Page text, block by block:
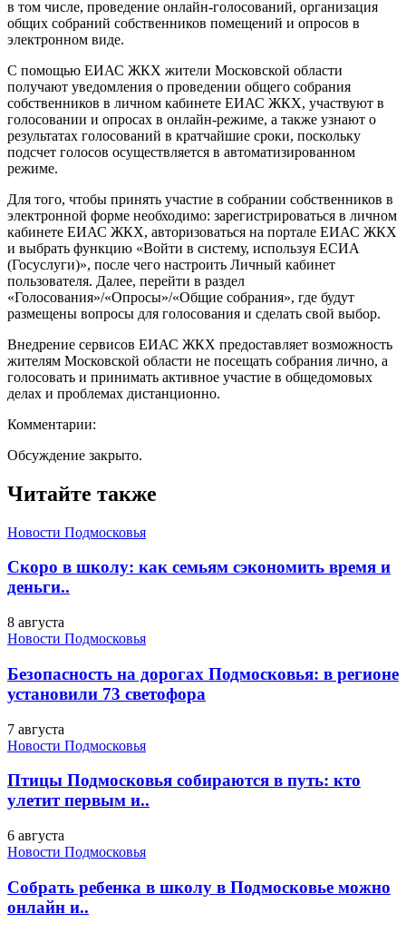
в том числе, проведение онлайн-голосований, организация
общих собраний собственников помещений и опросов в
электронном виде.
С помощью ЕИАС ЖКХ жители Московской области
получают уведомления о проведении общего собрания
собственников в личном кабинете ЕИАС ЖКХ, участвуют в
голосовании и опросах в онлайн-режиме, а также узнают о
результатах голосований в кратчайшие сроки, поскольку
подсчет голосов осуществляется в автоматизированном
режиме.
Для того, чтобы принять участие в собрании собственников в
электронной форме необходимо: зарегистрироваться в личном
кабинете ЕИАС ЖКХ, авторизоваться на портале ЕИАС ЖКХ
и выбрать функцию «Войти в систему, используя ЕСИА
(Госуслуги)», после чего настроить Личный кабинет
пользователя. Далее, перейти в раздел
«Голосования»/«Опросы»/«Общие собрания», где будут
размещены вопросы для голосования и сделать свой выбор.
Внедрение сервисов ЕИАС ЖКХ предоставляет возможность
жителям Московской области не посещать собрания лично, а
голосовать и принимать активное участие в общедомовых
делах и проблемах дистанционно.
Комментарии:
Обсуждение закрыто.
Читайте также
Новости Подмосковья
Скоро в школу: как семьям сэкономить время и
деньги..
8 августа
Новости Подмосковья
Безопасность на дорогах Подмосковья: в регионе
установили 73 светофора
7 августа
Новости Подмосковья
Птицы Подмосковья собираются в путь: кто
улетит первым и..
6 августа
Новости Подмосковья
Собрать ребенка в школу в Подмосковье можно
онлайн и..